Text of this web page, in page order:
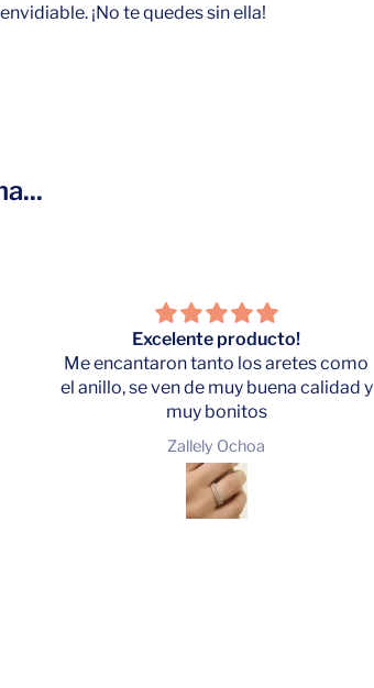
¡No te quedes sin ella!
Excelente producto!
Me encantaron tanto los aretes como
el anillo, se ven de muy buena calidad y
muy bonitos
Zallely Ochoa